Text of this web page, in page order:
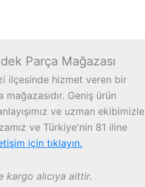
Parça Mağazası
ilçesinde hizmet veren bir
Geniş ürün
ve uzman ekibimizle
ve Türkiye'nin 81 iline
için tıklayın.
kargo alıcıya aittir.